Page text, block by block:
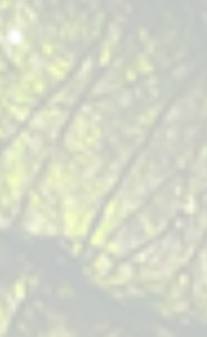
liegen, sehr
angestrebt.
Genehmigung und
können Kosten
reduziert
mit insgesamt 1.150
„100 Wilde Bäche für